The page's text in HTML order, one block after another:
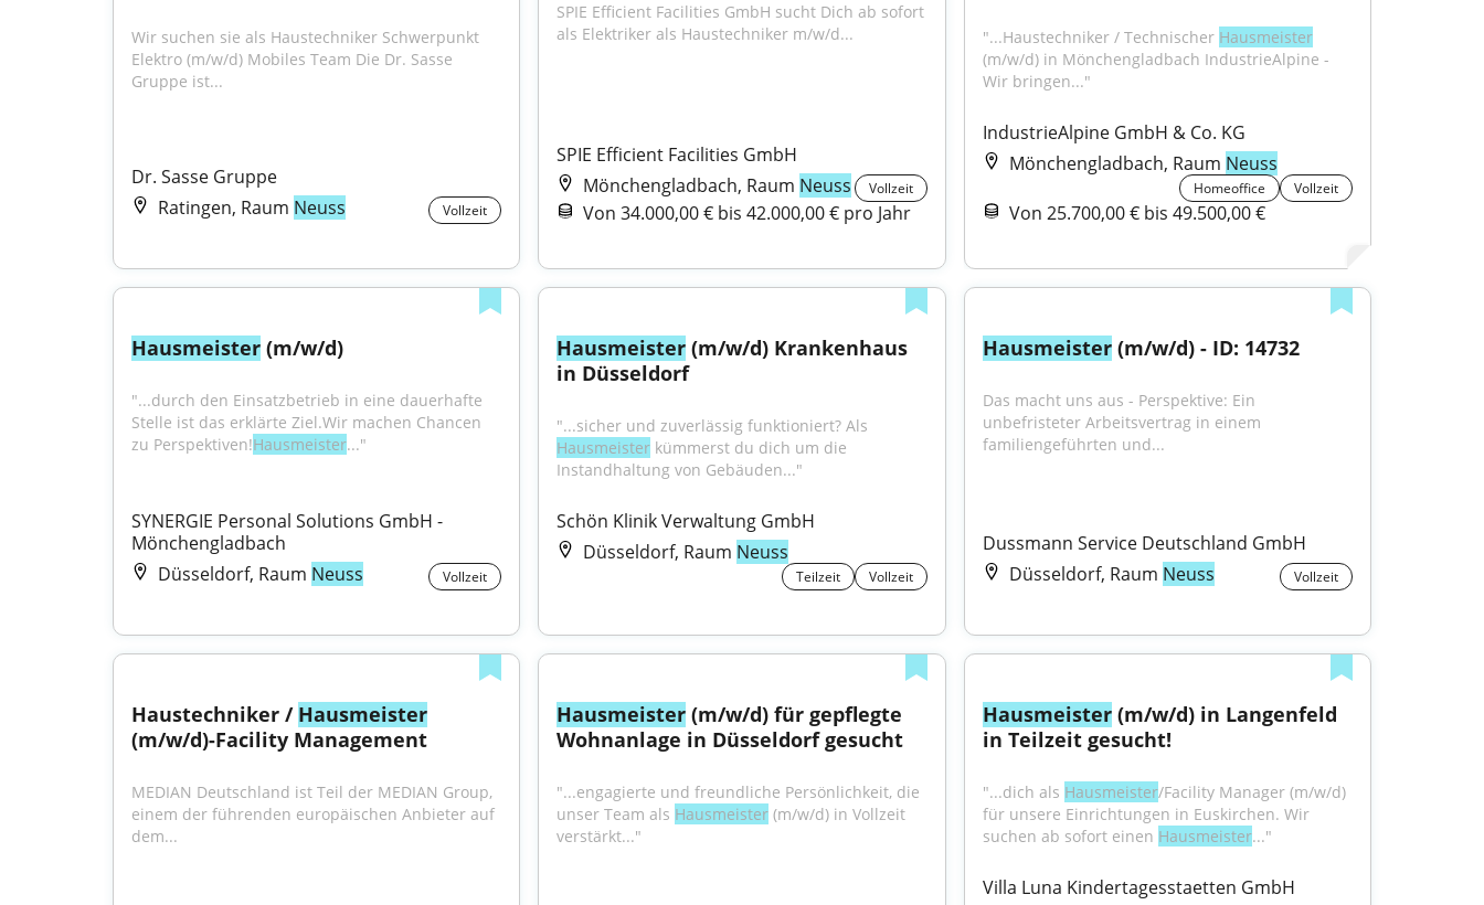
Wir suchen sie als Haustechniker Schwerpunkt
Elektro (m/w/d) Mobiles Team Die Dr. Sasse
Gruppe ist...
Dr. Sasse Gruppe
Ratingen, Raum Neuss Vollzeit
SPIE Efficient Facilities GmbH sucht Dich ab sofort
als Elektriker als Haustechniker m/w/d...
SPIE Efficient Facilities GmbH
Mönchengladbach, Raum Neuss Vollzeit
Von 34.000,00 € bis 42.000,00 € pro Jahr
"...Haustechniker / Technischer Hausmeister
(m/w/d) in Mönchengladbach IndustrieAlpine -
Wir bringen..."
IndustrieAlpine GmbH & Co. KG
Mönchengladbach, Raum Neuss
Homeoffice Vollzeit
Von 25.700,00 € bis 49.500,00 €
Hausmeister (m/w/d)
"...durch den Einsatzbetrieb in eine dauerhafte
Stelle ist das erklärte Ziel.Wir machen Chancen
zu Perspektiven!Hausmeister..."
SYNERGIE Personal Solutions GmbH -
Mönchengladbach
Düsseldorf, Raum Neuss Vollzeit
Hausmeister (m/w/d) Krankenhaus
in Düsseldorf
Hausmeister kümmerst du dich um die
Instandhaltung von Gebäuden..."
Schön Klinik Verwaltung GmbH
Düsseldorf, Raum Neuss
Teilzeit Vollzeit
Hausmeister (m/w/d) - ID: 14732
Das macht uns aus - Perspektive: Ein
unbefristeter Arbeitsvertrag in einem
familiengeführten und...
Dussmann Service Deutschland GmbH
Düsseldorf, Raum Neuss Vollzeit
Haustechniker / Hausmeister
(m/w/d)-Facility Management
MEDIAN Deutschland ist Teil der MEDIAN Group,
einem der führenden europäischen Anbieter auf
dem...
Hausmeister (m/w/d) für gepflegte
Wohnanlage in Düsseldorf gesucht
"...engagierte und freundliche Persönlichkeit, die
unser Team als Hausmeister (m/w/d) in Vollzeit
verstärkt..."
Hausmeister (m/w/d) in Langenfeld
in Teilzeit gesucht!
"...dich als Hausmeister/Facility Manager (m/w/d)
für unsere Einrichtungen in Euskirchen. Wir
suchen ab sofort einen Hausmeister..."
Villa Luna Kindertagesstaetten GmbH